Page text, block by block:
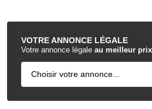
VOTREANNONCE LÉGALE
Votre annonce légale au meilleur prix
.